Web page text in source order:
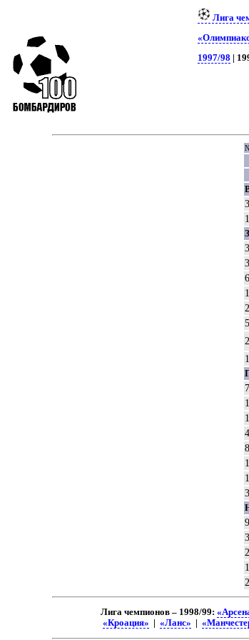
Лига
1997/98 |
1
3
6
5
7
4
8
9
Лига чемпионов – 1998/99:
«Кроация» | «Ланс» |